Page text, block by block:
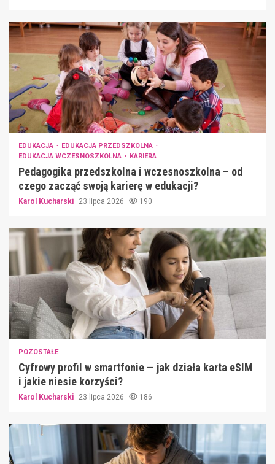
EDUKACJA
EDUKACJA PRZEDSZKOLNA
EDUKACJA WCZESNOSZKOLNA
KARIERA
Pedagogika przedszkolna i wczesnoszkolna – od
czego zacząć swoją karierę w edukacji?
Karol Kucharski 23 lipca 2026 190
POZOSTAŁE
Cyfrowy profil w smartfonie — jak działa karta eSIM
i jakie niesie korzyści?
Karol Kucharski 23 lipca 2026 186